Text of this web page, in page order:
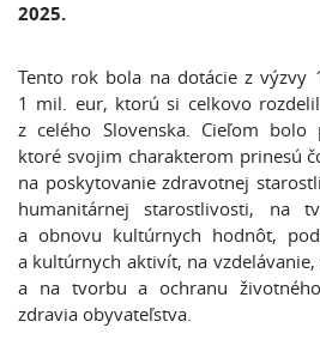
2025.
Tento rok bola na dotácie z výzvy
1 mil. eur, ktorú si celkovo
z celého Slovenska. Cieľom
ktoré svojim charakterom prinesú
na poskytovanie zdravotnej
humanitárnej starostlivosti, na
a obnovu kultúrnych hodnôt,
a kultúrnych aktivít, na
a na tvorbu a ochranu
zdravia obyvateľstva.